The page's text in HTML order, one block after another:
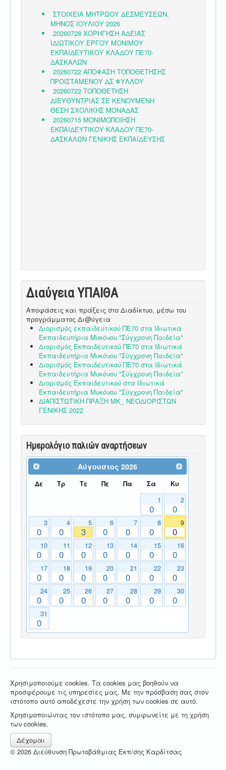
Διαύγεια ΥΠΑΙΘA
Αποφάσεις και πράξεις στο Διαδίκτυο, μέσω του
προγράμματος Δι@ύγεια
Διορισμός εκπαιδευτικού ΠΕ70 στα Ιδιωτικά
Εκπαιδευτήρια Μυκόνου "Σύγχρονη Παιδεία"
Διορισμός Εκπαιδευτικού ΠΕ70 στα Ιδιωτικά
Εκπαιδευτήρια Μυκόνου "Σύγχρονη Παιδεία"
Διορισμός Εκπαιδευτικού ΠΕ70 στα Ιδιωτικά
Εκπαιδευτήρια Μυκόνου "Σύγχρονη Παιδεία"
Διορισμός Εκπαιδευτικού στα Ιδιωτικά
Εκπαιδευτήρια Μυκόνου "Σύγχρονη Παιδεία"
ΔΙΑΠΙΣΤΩΤΙΚΗ ΠΡΑΞΗ ΜΚ_ ΝΕΟΔΙΟΡΙΣΤΩΝ
ΓΕΝΙΚΗΣ 2022
Ημερολόγιο παλιών αναρτήσεων
Αύγουστος 2026
Δε Τρ Τε Πε Πα Σα Κυ
1
0
2
0
3
0
4
0
5
3
6
0
7
0
8
0
9
0
10
0
11
0
12
0
13
0
14
0
15
0
16
0
17
0
18
0
19
0
20
0
21
0
22
0
23
0
24
0
25
0
26
0
27
0
28
0
29
0
30
0
31
0
Χρησιμοποιούμε cookies. Τα cookies μας βοηθούν να
προσφέρουμε τις υπηρεσίες μας. Με την πρόσβαση σας στον
ιστότοπο αυτό αποδέχεστε την χρήση των cookies σε αυτό.
Χρησιμοποιώντας τον ιστότοπο μας, συμφωνείτε με τη χρήση
των cookies.
Δέχομαι
© 2026 Διεύθυνση Πρωτοβάθμιας Εκπ/σης Καρδίτσας